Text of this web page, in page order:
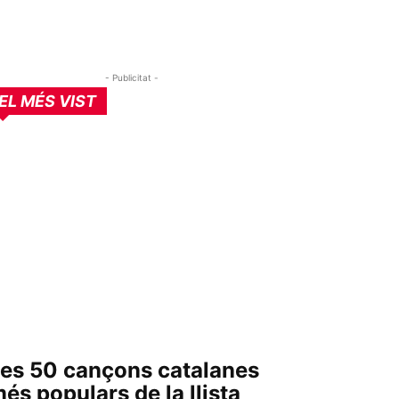
- Publicitat -
MÉS VIST
50 cançons catalanes
populars de la llista